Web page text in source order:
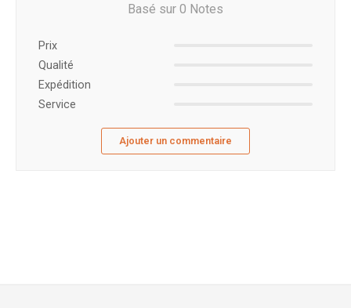
Basé sur 0 Notes
Prix ​​
Qualité
Expédition
Service
Ajouter un commentaire